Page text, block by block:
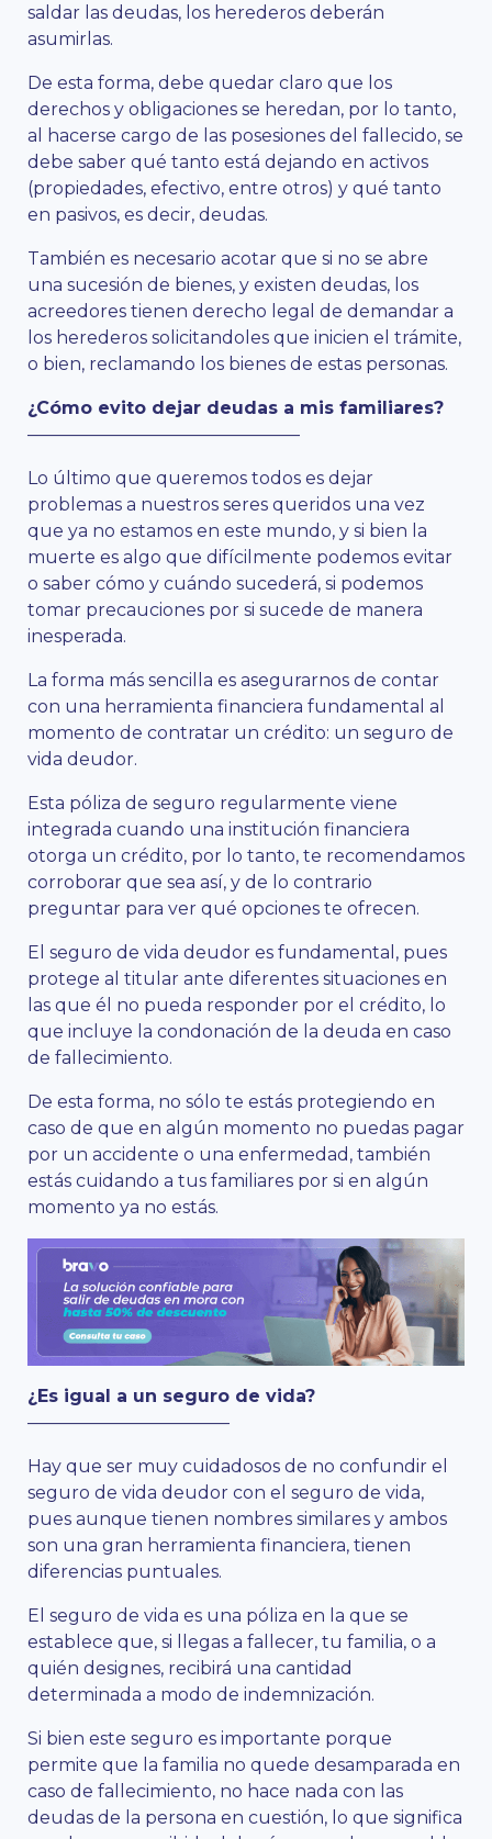
saldar las deudas, los herederos deberán
asumirlas.
De esta forma, debe quedar claro que los
derechos y obligaciones se heredan, por lo tanto,
al hacerse cargo de las posesiones del fallecido, se
debe saber qué tanto está dejando en activos
(propiedades, efectivo, entre otros) y qué tanto
en pasivos, es decir, deudas.
También es necesario acotar que si no se abre
una sucesión de bienes, y existen deudas, los
acreedores tienen derecho legal de demandar a
los herederos solicitandoles que inicien el trámite,
o bien, reclamando los bienes de estas personas.
¿Cómo evito dejar deudas a mis familiares?
———————————————–
Lo último que queremos todos es dejar
problemas a nuestros seres queridos una vez
que ya no estamos en este mundo, y si bien la
muerte es algo que difícilmente podemos evitar
o saber cómo y cuándo sucederá, si podemos
tomar precauciones por si sucede de manera
inesperada.
La forma más sencilla es asegurarnos de contar
con una herramienta financiera fundamental al
momento de contratar un crédito: un seguro de
vida deudor.
Esta póliza de seguro regularmente viene
integrada cuando una institución financiera
otorga un crédito, por lo tanto, te recomendamos
corroborar que sea así, y de lo contrario
preguntar para ver qué opciones te ofrecen.
El seguro de vida deudor es fundamental, pues
protege al titular ante diferentes situaciones en
las que él no pueda responder por el crédito, lo
que incluye la condonación de la deuda en caso
de fallecimiento.
De esta forma, no sólo te estás protegiendo en
caso de que en algún momento no puedas pagar
por un accidente o una enfermedad, también
estás cuidando a tus familiares por si en algún
momento ya no estás.
¿Es igual a un seguro de vida?
———————————–
Hay que ser muy cuidadosos de no confundir el
seguro de vida deudor con el seguro de vida,
pues aunque tienen nombres similares y ambos
son una gran herramienta financiera, tienen
diferencias puntuales.
El seguro de vida es una póliza en la que se
establece que, si llegas a fallecer, tu familia, o a
quién designes, recibirá una cantidad
determinada a modo de indemnización.
Si bien este seguro es importante porque
permite que la familia no quede desamparada en
caso de fallecimiento, no hace nada con las
deudas de la persona en cuestión, lo que significa